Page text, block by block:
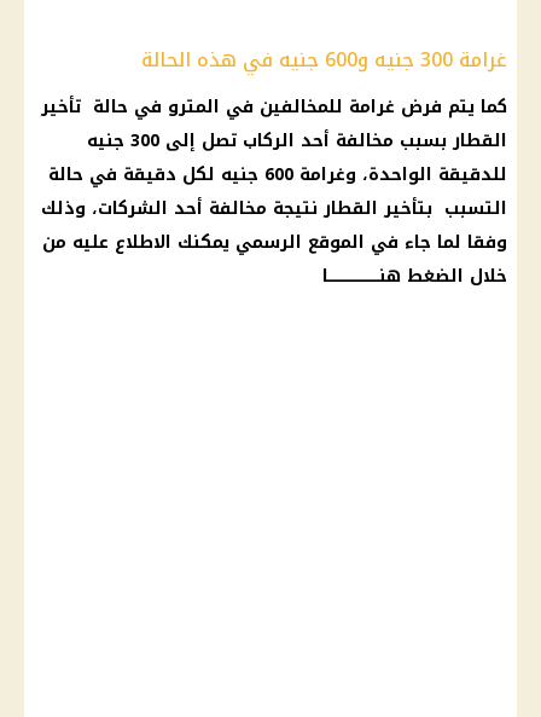
غرامة 300 جنيه و600 جنيه في هذه الحالة
كما يتم فرض غرامة للمخالفين في المترو في حالة تأخير
القطار
بسبب مخالفة أحد الركاب تصل إلى 300 جنيه
للدقيقة الواحدة، وغرامة 600 جنيه لكل دقيقة في حالة
التسبب بتأخيرالقطارنتيجة مخالفة أحد الشركات، وذلك
وفقا لما جاء في الموقع الرسمي يمكنك الاطلاع عليه من
خلال الضغط هنـــــــــــــــــــــا